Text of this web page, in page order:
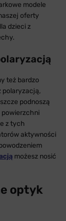
modele
oferty
dzieci z
też bardzo
polaryzacją,
podnoszą
powierzchni
z tych
aktywności
możesz nosić
optyk